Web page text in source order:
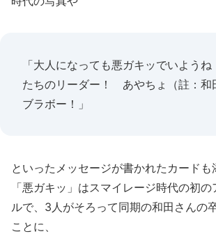
「大人になっても悪ガキッでいよう
たちのリーダー！ あやちょ（註：和
ブラボー！」
といったメッセージが書かれたカードも
「悪ガキッ」はスマイレージ時代の初
ルで、3人がそろって同期の和田さんの
ことに、